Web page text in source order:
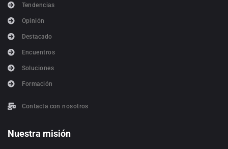
Tendencias
Opinión
Destacado
Encuentros
Soluciones
Formación
Contacta con nosotros
Nuestra misión